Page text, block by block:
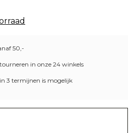
50,-
in onze 24 winkels
3 termijnen is mogelijk